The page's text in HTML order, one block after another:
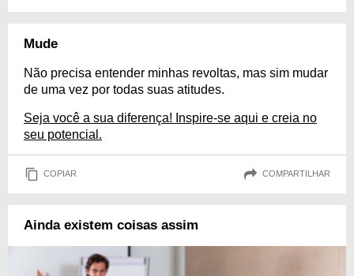
Mude
Não precisa entender minhas revoltas, mas sim mudar
de uma vez por todas suas atitudes.
Seja você a sua diferença! Inspire-se aqui e creia no
seu potencial.
COPIAR COMPARTILHAR
Ainda existem coisas assim